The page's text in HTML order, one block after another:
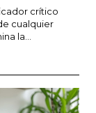
DE
crítico
cualquier
la...